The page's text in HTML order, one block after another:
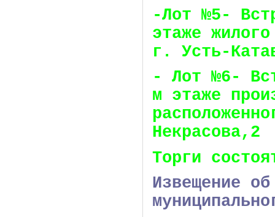
-Лот №5-
этаже
г. Усть-
- Лот №6-
м этаже
Некрасова,2
Торги
Извещение